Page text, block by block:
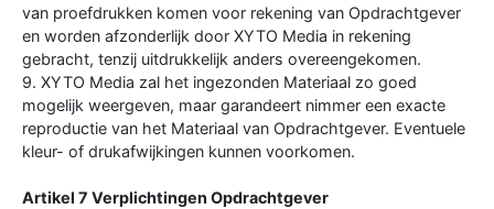
van proefdrukken komen voor rekening van Opdrachtgever
en worden afzonderlijk door XYTO Media in rekening
gebracht, tenzij uitdrukkelijk anders overeengekomen.
9. XYTO Media zal het ingezonden Materiaal zo goed
mogelijk weergeven, maar garandeert nimmer een exacte
reproductie van het Materiaal van Opdrachtgever. Eventuele
kleur- of drukafwijkingen kunnen voorkomen.
Artikel 7 Verplichtingen Opdrachtgever